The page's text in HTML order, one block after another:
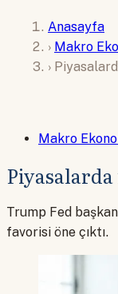
Anasayfa
› Makro
›
Makro
Piyasalarda
Trump Fed
favorisi öne çıktı.